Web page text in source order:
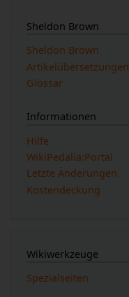
Sheldon Brown
Sheldon Brown
Artikelübersetzungen
Glossar
Informationen
Hilfe
WikiPedalia:Portal
Letzte Änderungen
Kostendeckung
Wikiwerkzeuge
Spezialseiten